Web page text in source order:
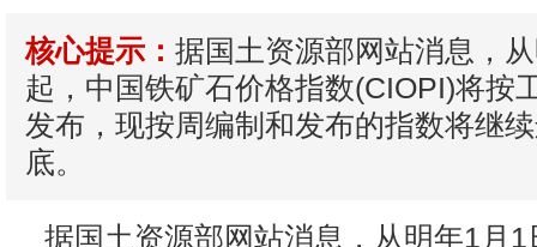
核心提示： 据国土资源部网站消息，
起，中国铁矿石价格指数(CIOPI)将按
发布，现按周编制和发布的指数将继
底。
据国土资源部网站消息，从明年1月